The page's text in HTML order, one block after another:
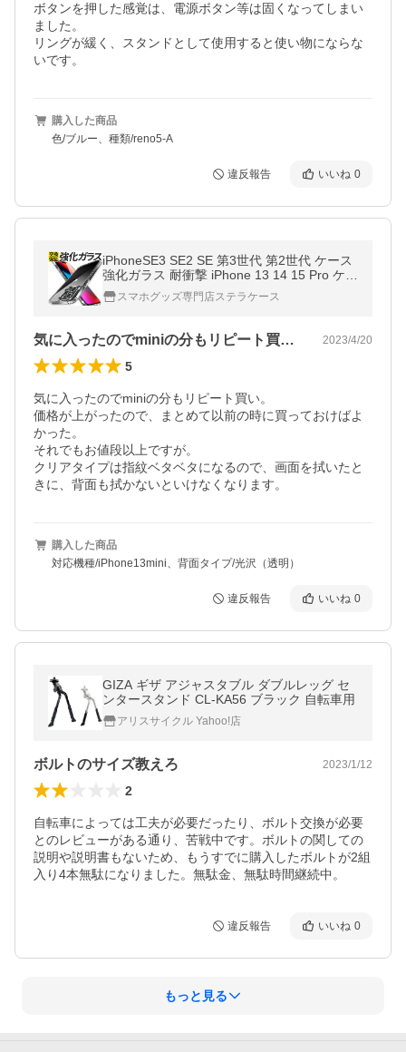
ボタンを押した感覚は、電源ボタン等は固くなってしまい
ました。
リングが緩く、スタンドとして使用すると使い物にならな
いです。
購入した商品
色/ブルー、種類/reno5-A
違反報告 いいね 0
iPhoneSE3 SE2 SE 第3世代 第2世代 ケース
強化ガラス 耐衝撃 iPhone 13 14 15 Pro ケー
ス iPhone 12 13 Pro max mini Plus ケース
アイフォン スマホケース
スマホグッズ専門店ステラケース
気に入ったのでminiの分もリピート買… 2023/4/20
5
気に入ったのでminiの分もリピート買い。
価格が上がったので、まとめて以前の時に買っておけばよ
かった。
それでもお値段以上ですが。
クリアタイプは指紋ベタベタになるので、画面を拭いたと
きに、背面も拭かないといけなくなります。
購入した商品
対応機種/iPhone13mini、背面タイプ/光沢（透明）
違反報告 いいね 0
GIZA ギザ アジャスタブル ダブルレッグ セ
ンタースタンド CL-KA56 ブラック 自転車用
アリスサイクル Yahoo!店
ボルトのサイズ教えろ 2023/1/12
2
自転車によっては工夫が必要だったり、ボルト交換が必要
とのレビューがある通り、苦戦中です。ボルトの関しての
説明や説明書もないため、もうすでに購入したボルトが2組
入り4本無駄になりました。無駄金、無駄時間継続中。
違反報告 いいね 0
もっと見る